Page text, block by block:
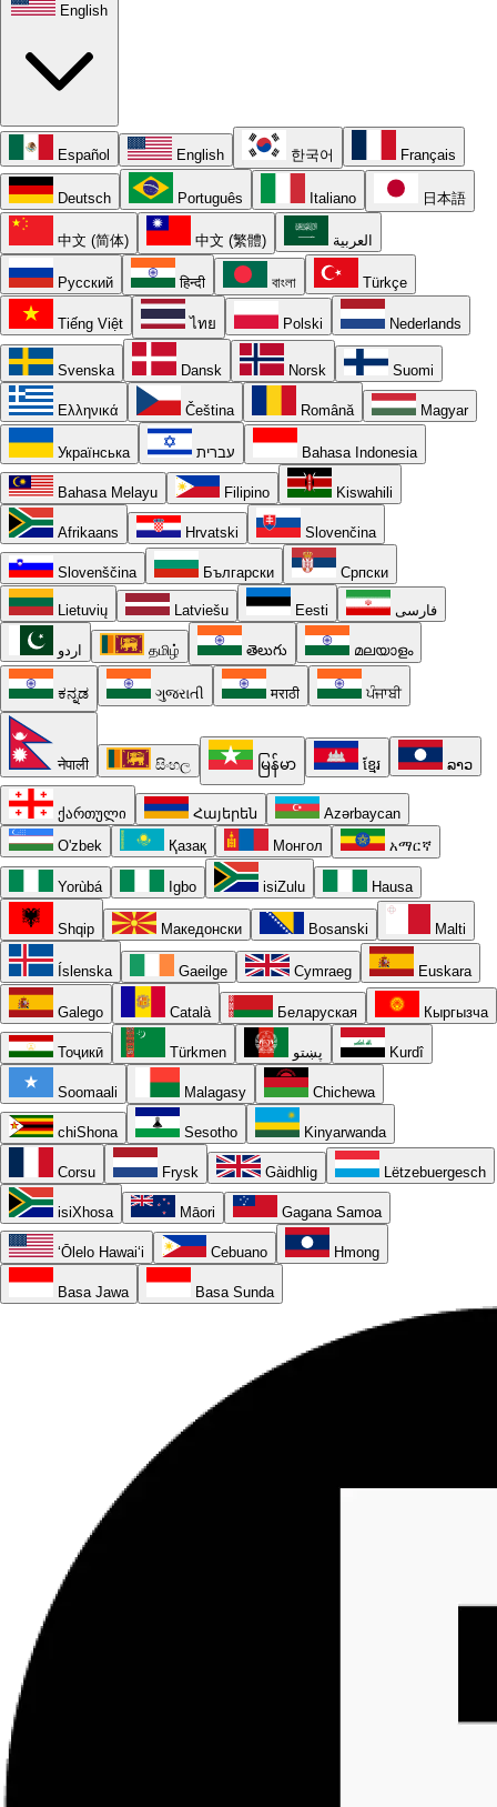
English
Español English 한국어 Français
Deutsch Português Italiano 日本語
中文 (简体) 中文 (繁體) العربية
Русский हिन्दी বাংলা Türkçe
Tiếng Việt ไทย Polski Nederlands
Svenska Dansk Norsk Suomi
Ελληνικά Čeština Română Magyar
Українська עברית Bahasa Indonesia
Bahasa Melayu Filipino Kiswahili
Afrikaans Hrvatski Slovenčina
Slovenščina Български Српски
Lietuvių Latviešu Eesti فارسی
اردو தமிழ் తెలుగు മലയാളം
ಕನ್ನಡ ગુજરાતી मराठी ਪੰਜਾਬੀ
नेपाली සිංහල မြန်မာ ខ្មែរ ລາວ
ქართული Հայերեն
Azərbaycan
O'zbek
Қазақ Монгол አማርኛ
Yorùbá Igbo isiZulu Hausa
Shqip Македонски Bosanski Malti
Íslenska Gaeilge Cymraeg Euskara
Galego Català Беларуская Кыргызча
Тоҷикӣ Türkmen پښتو Kurdî
Soomaali Malagasy Chichewa
chiShona Sesotho Kinyarwanda
Corsu Frysk Gàidhlig Lëtzebuergesch
isiXhosa Māori Gagana Samoa
ʻŌlelo Hawaiʻi Cebuano Hmong
Basa Jawa Basa Sunda